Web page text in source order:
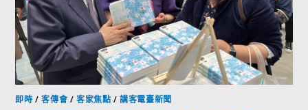
即時 /客傳會/客家焦點 /講客電臺新聞